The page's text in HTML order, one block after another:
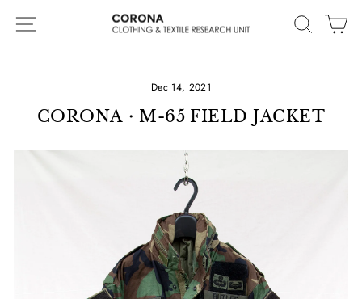
Site navigation Search
Dec 14, 2021
CORONA・M-65 FIELD JACKET